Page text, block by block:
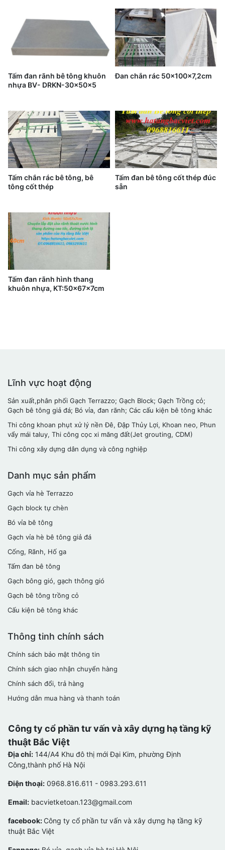
Tấm đan rãnh bê tông khuôn
nhựa BV- DRKN-30x50x5
Đan chắn rác 50x100x7,2cm
Tấm chắn rác bê tông, bê
tông cốt thép
Tấm đan bê tông cốt thép đúc
sẵn
Tấm đan rãnh hình thang
khuôn nhựa, KT:50x67x7cm
Lĩnh vực hoạt động
Sản xuất,phân phối Gạch Terrazzo; Gạch Block; Gạch Trồng cỏ;
Gạch bê tông giả đá; Bó vỉa, đan rãnh; Các cấu kiện bê tông khác
Thi công khoan phụt xử lý nền Đê, Đập Thủy Lợi, Khoan neo, Phun
vẩy mái taluy, Thi công cọc xi măng đất(Jet grouting, CDM)
Thi công xây dựng dân dụng và công nghiệp
Danh mục sản phẩm
Gạch vỉa hè Terrazzo
Gạch block tự chèn
Bó vỉa bê tông
Gạch vỉa hè bê tông giả đá
Cống, Rãnh, Hố ga
Tấm đan bê tông
Gạch bông gió, gạch thông gió
Gạch bê tông trồng cỏ
Cấu kiện bê tông khác
Thông tinh chính sách
Chính sách bảo mật thông tin
Chính sách giao nhận chuyển hàng
Chính sách đổi, trả hàng
Hướng dẫn mua hàng và thanh toán
Công ty cổ phần tư vấn và xây dựng hạ tầng kỹ
thuật Bắc Việt
Địa chỉ: 144/A4 Khu đô thị mới Đại Kim, phường Định
Công,thành phố Hà Nội
Điện thoại: 0968.816.611 - 0983.293.611
Email: bacvietketoan.123@gmail.com
facebook: Công ty cổ phần tư vấn và xây dựng hạ tầng kỹ
thuật Bắc Việt